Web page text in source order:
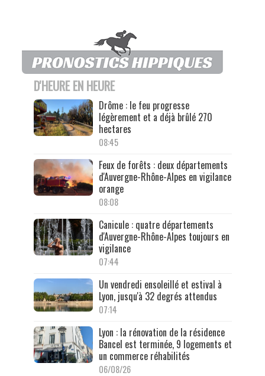
D'HEURE EN HEURE
Drôme : le feu progresse
légèrement et a déjà brûlé 270
hectares
08:45
Feux de forêts : deux départements
d'Auvergne-Rhône-Alpes en vigilance
orange
08:08
Canicule : quatre départements
d'Auvergne-Rhône-Alpes toujours en
vigilance
07:44
Un vendredi ensoleillé et estival à
Lyon, jusqu'à 32 degrés attendus
07:14
Lyon : la rénovation de la résidence
Bancel est terminée, 9 logements et
un commerce réhabilités
06/08/26